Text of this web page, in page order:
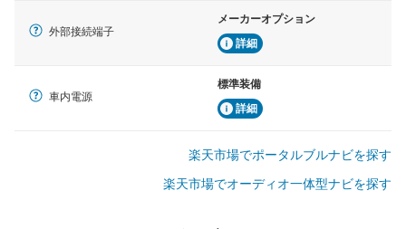
外部接続端子
メーカーオプション
詳細
車内電源
標準装備
詳細
楽天市場でポータルブルナビを探す
楽天市場でオーディオ一体型ナビを探す